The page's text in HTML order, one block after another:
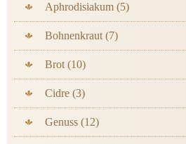
Aphrodisiakum (5)
Bohnenkraut (7)
Brot (10)
Cidre (3)
Genuss (12)